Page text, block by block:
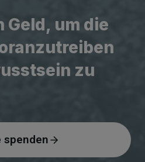
Geld, um die
zu
spenden